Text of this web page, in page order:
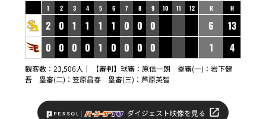
1 2 3 4 5 6 7 8 9 10 11 12
2 0 1 1 1 1 0 0 0
0 0 0 0 1 0 0 0 0
R H
6
13
1
4
観客数：23,506人｜ 【審判】球審：原信一朗 塁審(一)：岩下健
吾 塁審(二)：笠原昌春 塁審(三)：芦原英智
ダイジェスト映像を見る